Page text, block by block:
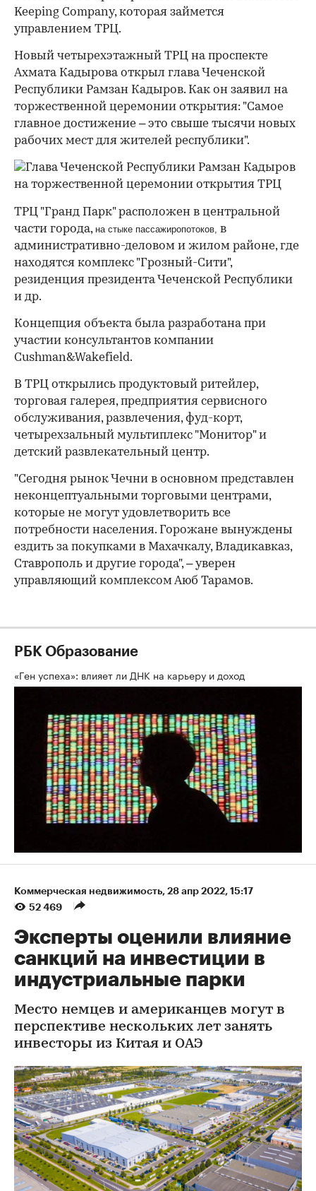
Keeping Company, которая займется
управлением ТРЦ.
Новый четырехэтажный ТРЦ на проспекте
Ахмата Кадырова открыл глава Чеченской
Республики Рамзан Кадыров. Как он заявил на
торжественной церемонии открытия: "Самое
главное достижение – это свыше тысячи новых
рабочих мест для жителей республики".
00:00
ТРЦ "Гранд Парк" расположен в центральной
части города, на стыке пассажиропотоков, в
административно-деловом и жилом районе, где
находятся комплекс "Грозный-Сити",
резиденция президента Чеченской Республики
и др.
Концепция объекта была разработана при
участии консультантов компании
Cushman&Wakefield.
В ТРЦ открылись продуктовый ритейлер,
торговая галерея, предприятия сервисного
обслуживания, развлечения, фуд-корт,
четырехзальный мультиплекс "Монитор" и
детский развлекательный центр.
"Сегодня рынок Чечни в основном представлен
неконцептуальными торговыми центрами,
которые не могут удовлетворить все
потребности населения. Горожане вынуждены
ездить за покупками в Махачкалу, Владикавказ,
Ставрополь и другие города", – уверен
управляющий комплексом Аюб Тарамов.
РБК Образование
«Ген успеха»: влияет ли ДНК на карьеру и доход
Коммерческая недвижимость 28 апр 2022, 15:17
52 469
Эксперты оценили влияние
санкций на инвестиции в
индустриальные парки
Место немцев и американцев могут в
перспективе нескольких лет занять
инвесторы из Китая и ОАЭ